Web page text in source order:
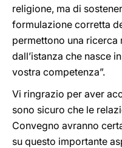
religione, ma di
formulazione corretta
permettono una
dall’istanza che nasce
vostra competenza”.
Vi ringrazio per aver
sono sicuro che le
Convegno avranno
su questo importante